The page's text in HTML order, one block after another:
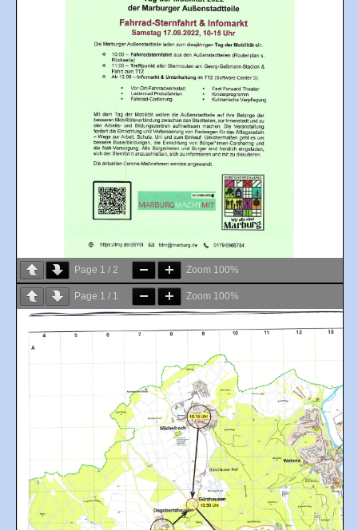
Page 1 / 2 Zoom 100%
Page 1 / 1 Zoom 100%